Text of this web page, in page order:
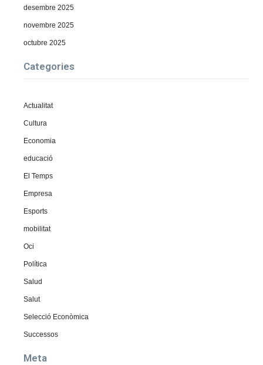
desembre 2025
novembre 2025
octubre 2025
Categories
Actualitat
Cultura
Economia
educació
El Temps
Empresa
Esports
mobilitat
Oci
Política
Salud
Salut
Selecció Econòmica
Successos
Meta